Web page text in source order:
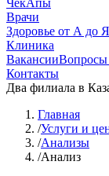
ЧекАпы
Врачи
Здоровье от А до Я
Клиника
ВакансииВопросы
Контакты
Два филиала в
Главная
/Услуги и
/Анализы
/Анализ